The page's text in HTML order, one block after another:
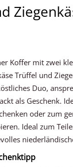
Koffer mit zwei
Trüffel und
Duo,
als Geschenk.
oder zum
Ideal zum